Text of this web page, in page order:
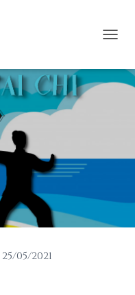
Α
Λ
Λ
Γ
Σ
25/05/2021